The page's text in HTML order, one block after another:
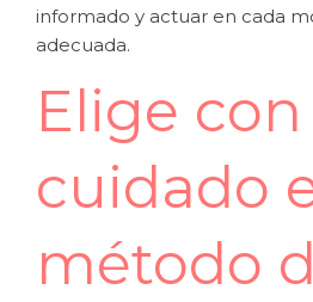
informado y actuar en cada
adecuada.
Elige con
cuidado
método